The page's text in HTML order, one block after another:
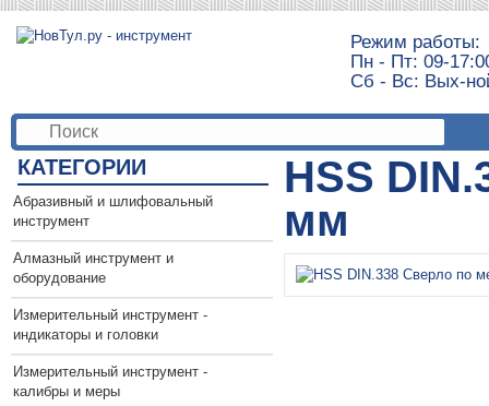
Режим работы:
Пн - Пт: 09-
Сб - Вс: Вых-
КАТЕГОРИИ
Абразивный и шлифовальный
инструмент
Алмазный инструмент и
оборудование
Измерительный инструмент -
индикаторы и головки
Измерительный инструмент -
калибры и меры
HSS
мм